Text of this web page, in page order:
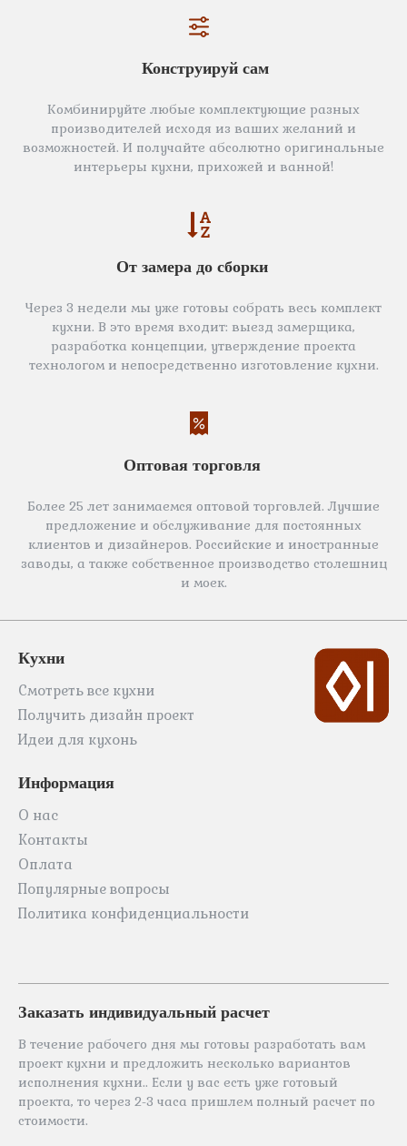
Конструируй сам
Комбинируйте любые комплектующие разных
производителей исходя из ваших желаний и
возможностей. И получайте абсолютно оригинальные
интерьеры кухни, прихожей и ванной!
От замера до сборки
Через 3 недели мы уже готовы собрать весь комплект
кухни. В это время входит: выезд замерщика,
разработка концепции, утверждение проекта
технологом и непосредственно изготовление кухни.
Оптовая торговля
Более 25 лет занимаемся оптовой торговлей. Лучшие
предложение и обслуживание для постоянных
клиентов и дизайнеров. Российские и иностранные
заводы, а также собственное производство столешниц
и моек.
Кухни
Смотреть все кухни
Получить дизайн проект
Идеи для кухонь
Информация
О нас
Контакты
Оплата
Популярные вопросы
Политика конфиденциальности
Заказать индивидуальный расчет
В течение рабочего дня мы готовы разработать вам
проект кухни и предложить несколько вариантов
исполнения кухни.. Если у вас есть уже готовый
проекта, то через 2-3 часа пришлем полный расчет по
стоимости.